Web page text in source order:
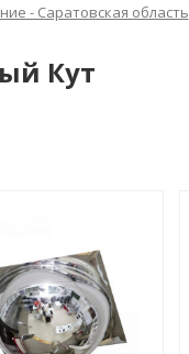
- Саратовская область
Кут